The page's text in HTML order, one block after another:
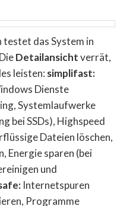
testet das System in
Detailansichtverrät,
leisten: simplifast:
Dienste
Systemlaufwerke
bei SSDs), Highspeed
Dateien löschen,
Energie sparen (bei
und
Internetspuren
Programme